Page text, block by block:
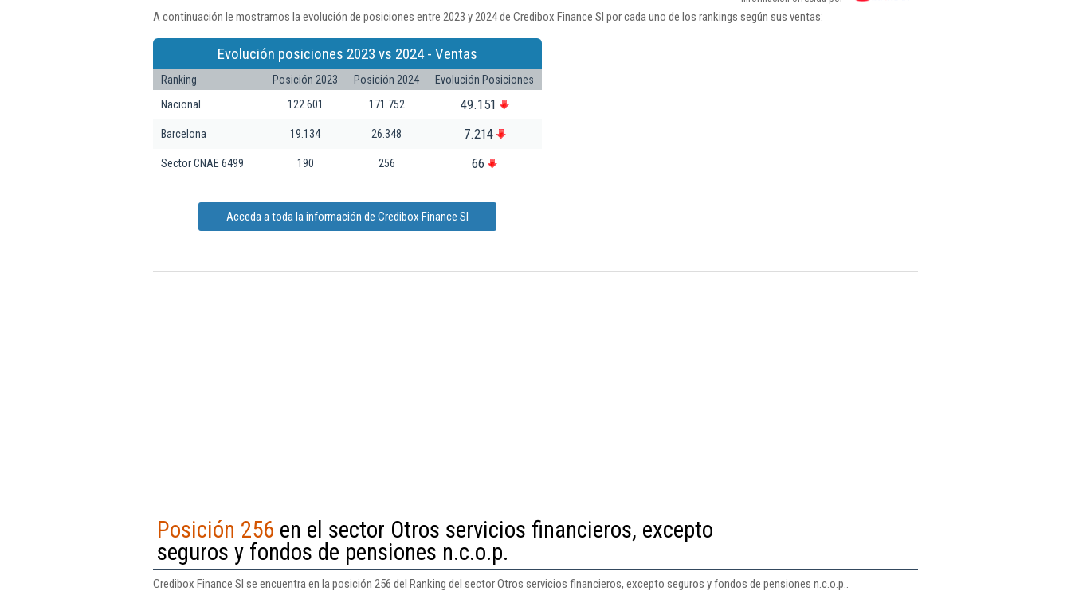
A continuación le mostramos la evolución de posiciones entre 2023 y 2024 de Credibox Finance Sl por cada uno de los rankings según sus ventas:
Evolución posiciones 2023 vs 2024 - Ventas
Ranking Posición 2023 Posición 2024
Evolución Posiciones
Nacional
122.601 171.752 49.151
Barcelona 19.134 26.348 7.214
Sector CNAE 6499 190 256 66
Acceda a toda la información de Credibox Finance Sl
Posición 256 en el sector Otros servicios financieros, excepto
seguros y fondos de pensiones n.c.o.p.
Credibox Finance Sl se encuentra en la posición 256 del Ranking del sector Otros servicios financieros, excepto seguros y fondos de pensiones n.c.o.p..